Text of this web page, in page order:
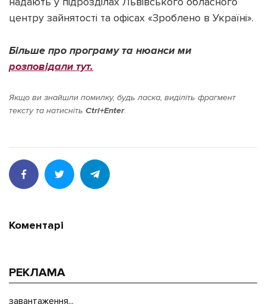
центру зайнятості та офісах «Зроблено в Україні».
Більше про програму та нюанси ми
розповідали тут.
Якщо ви знайшли помилку, будь ласка, виділіть фрагмент
тексту та натисніть Ctrl+Enter.
Коментарі
РЕКЛАМА
завантаження...